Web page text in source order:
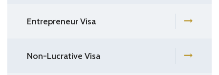
Entrepreneur Visa
Non-Lucrative Visa